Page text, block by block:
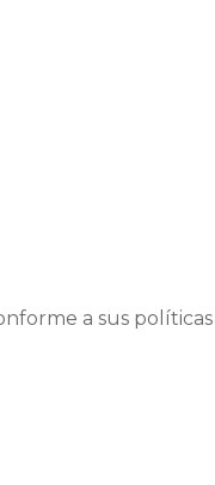
a sus políticas